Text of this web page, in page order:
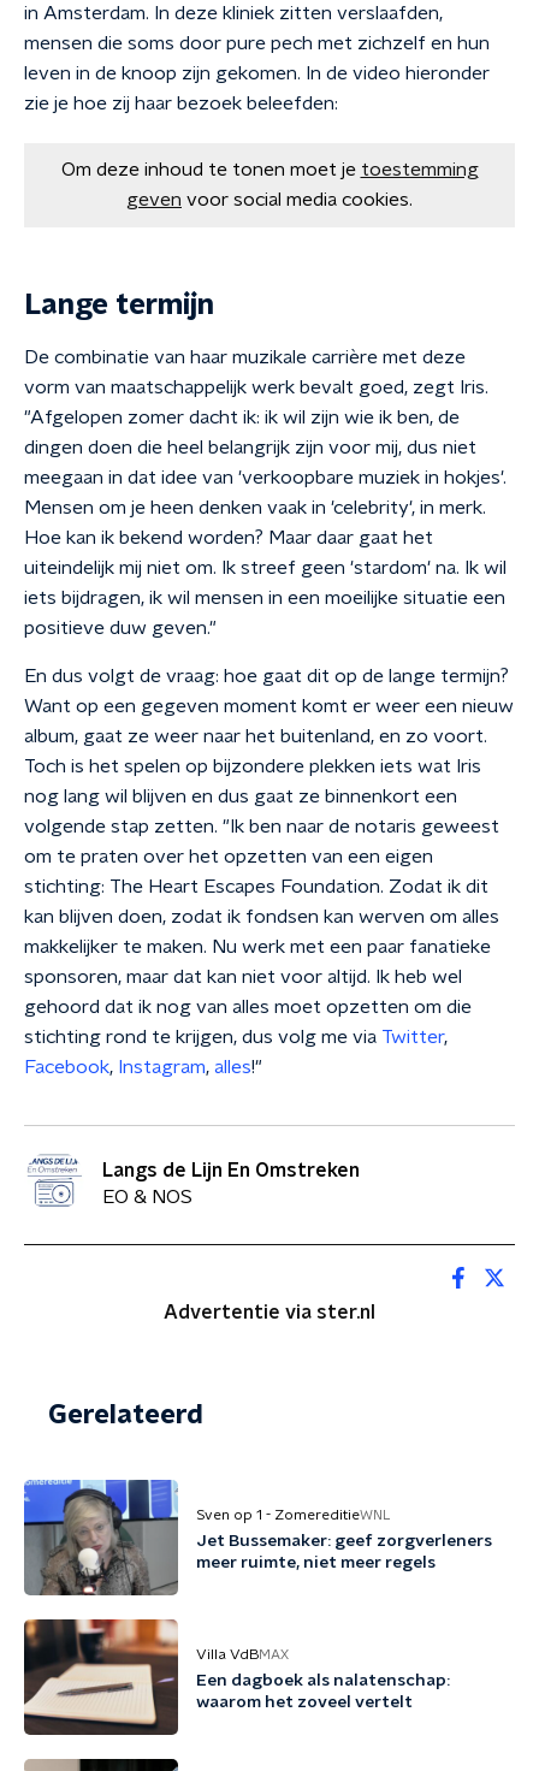
in Amsterdam. In deze kliniek zitten verslaafden,
mensen die soms door pure pech met zichzelf en hun
leven in de knoop zijn gekomen. In de video hieronder
zie je hoe zij haar bezoek beleefden:
Om deze inhoud te tonen moet je toestemming
geven voor social media cookies.
Lange termijn
De combinatie van haar muzikale carrière met deze
vorm van maatschappelijk werk bevalt goed, zegt Iris.
"Afgelopen zomer dacht ik: ik wil zijn wie ik ben, de
dingen doen die heel belangrijk zijn voor mij, dus niet
meegaan in dat idee van 'verkoopbare muziek in hokjes'.
Mensen om je heen denken vaak in 'celebrity', in merk.
Hoe kan ik bekend worden? Maar daar gaat het
uiteindelijk mij niet om. Ik streef geen 'stardom' na. Ik wil
iets bijdragen, ik wil mensen in een moeilijke situatie een
positieve duw geven."
En dus volgt de vraag: hoe gaat dit op de lange termijn?
Want op een gegeven moment komt er weer een nieuw
album, gaat ze weer naar het buitenland, en zo voort.
Toch is het spelen op bijzondere plekken iets wat Iris
nog lang wil blijven en dus gaat ze binnenkort een
volgende stap zetten. "Ik ben naar de notaris geweest
om te praten over het opzetten van een eigen
stichting: The Heart Escapes Foundation. Zodat ik dit
kan blijven doen, zodat ik fondsen kan werven om alles
makkelijker te maken. Nu werk met een paar fanatieke
sponsoren, maar dat kan niet voor altijd. Ik heb wel
gehoord dat ik nog van alles moet opzetten om die
stichting rond te krijgen, dus volg me via Twitter,
Facebook, Instagram, alles!"
Langs de Lijn En Omstreken
EO & NOS
Advertentie via ster.nl
Gerelateerd
Sven op 1 - ZomereditieWNL
Jet Bussemaker: geef zorgverleners
meer ruimte, niet meer regels
Villa VdBMAX
Een dagboek als nalatenschap:
waarom het zoveel vertelt